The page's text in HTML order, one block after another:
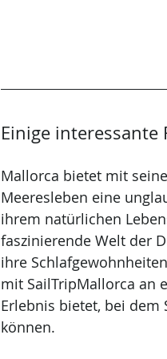
Einige interessante
Mallorca bietet mit
Meeresleben eine
ihrem natürlichen
faszinierende Welt der
ihre
mit SailTripMallorca an
Erlebnis bietet, bei dem
können.